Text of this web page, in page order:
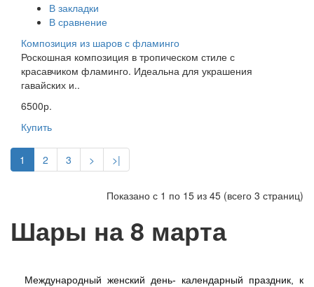
В закладки
В сравнение
Композиция из шаров с фламинго
Роскошная композиция в тропическом стиле с
красавчиком фламинго. Идеальна для украшения
гавайских и..
6500р.
Купить
1 2 3 > >|
Показано с 1 по 15 из 45 (всего 3 страниц)
Шары на 8 марта
Международный женский день- календарный праздник, к